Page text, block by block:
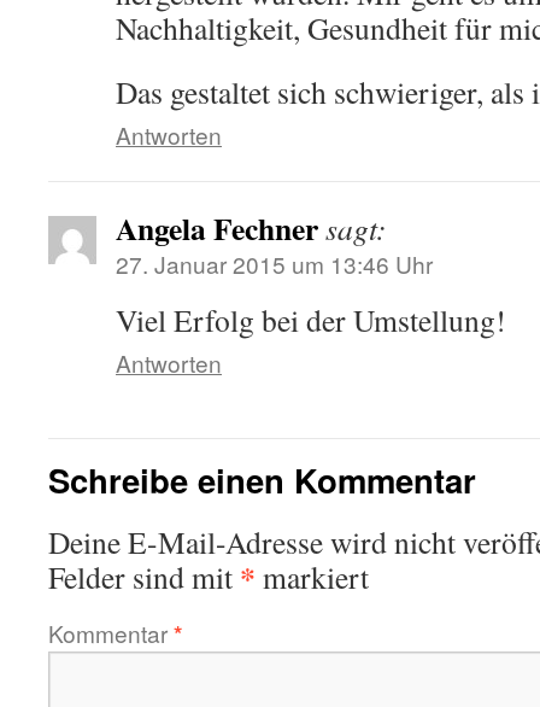
Nachhaltigkeit, Gesundheit für
Das gestaltet sich schwieriger, als
Antworten
Angela Fechnersagt:
27. Januar 2015 um 13:46 Uhr
Viel Erfolg bei der Umstellung!
Antworten
Schreibe einen Kommentar
Deine E-Mail-Adresse wird nicht
Felder sind mit * markiert
Kommentar*